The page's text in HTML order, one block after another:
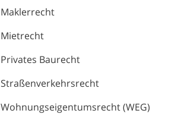
Maklerrecht
Mietrecht
Privates Baurecht
Straßenverkehrsrecht
Wohnungseigentumsrecht (WEG)